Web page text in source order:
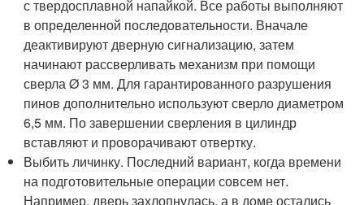
с твердосплавной напайкой. Все работы выполняют
в определенной последовательности. Вначале
деактивируют дверную сигнализацию, затем
начинают рассверливать механизм при помощи
сверла Ø 3 мм. Для гарантированного разрушения
пинов дополнительно используют сверло диаметром
6,5 мм. По завершении сверления в цилиндр
вставляют и проворачивают отвертку.
Выбить личинку. Последний вариант, когда времени
на подготовительные операции совсем нет.
Например, дверь захлопнулась, а в доме остались